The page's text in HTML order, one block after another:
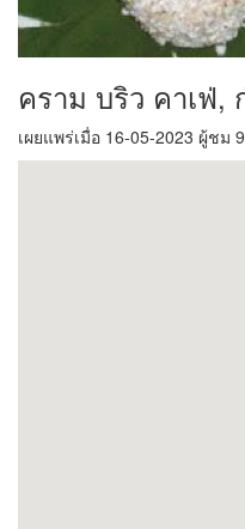
คราม บริว คาเฟ่,
เผยแพร่เมื่อ 16-05-2023 ผู้ชม